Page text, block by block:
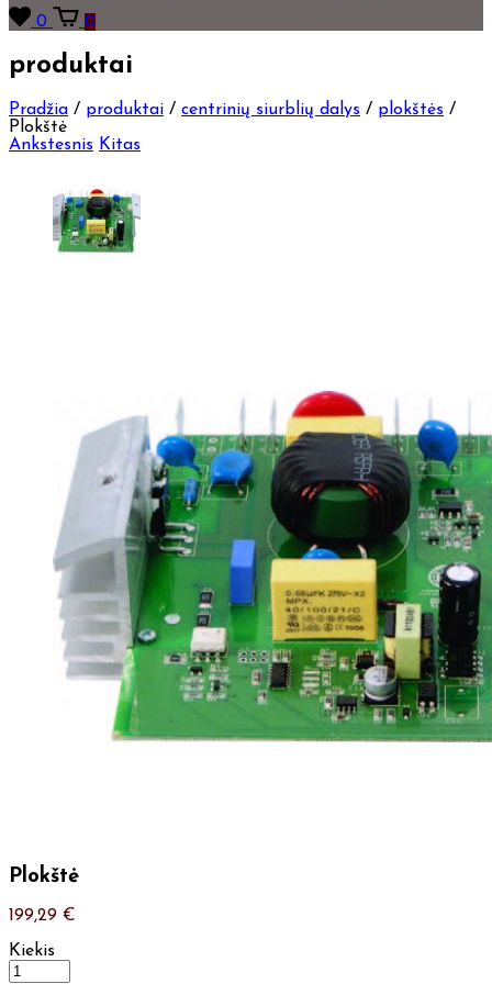
0 0
produktai
Pradžia / produktai / centrinių siurblių dalys / plokštės /
Plokštė
Ankstesnis Kitas
Plokštė
199,29 €
Kiekis